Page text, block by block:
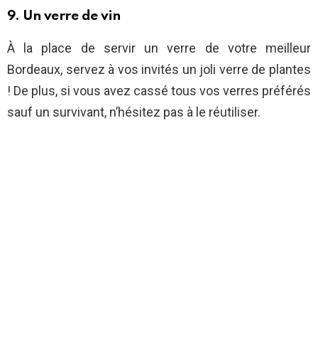
9. Un verre de vin
À la place de servir un verre de votre meilleur
Bordeaux, servez à vos invités un joli verre de plantes
! De plus, si vous avez cassé tous vos verres préférés
sauf un survivant, n’hésitez pas à le réutiliser.